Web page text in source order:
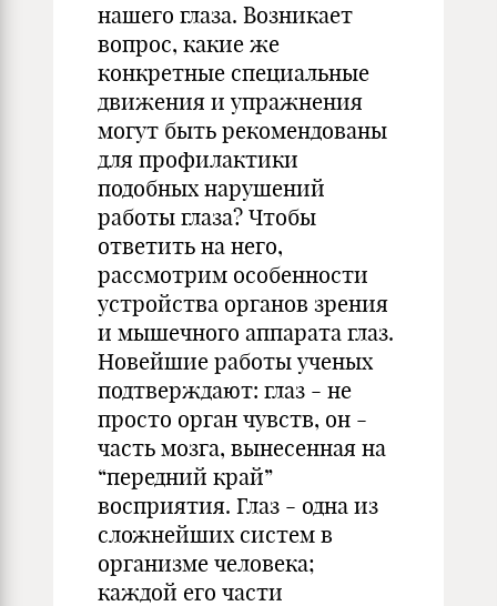
нашего глаза. Возникает
вопрос, какие же
конкретные специальные
движения и упражнения
могут быть рекомендованы
для профилактики
подобных нарушений
работы глаза? Чтобы
ответить на него,
рассмотрим особенности
устройства органов зрения
и мышечного аппарата глаз.
Новейшие работы ученых
подтверждают: глаз - не
просто орган чувств, он -
часть мозга, вынесенная на
“передний край”
восприятия. Глаз - одна из
сложнейших систем в
организме человека;
каждой его части